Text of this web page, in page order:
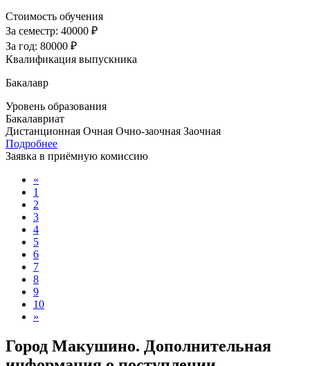
Стоимость обучения
За семестр: 40000 ₽
За год: 80000 ₽
Квалификация выпускника
Бакалавр
Уровень образования
Бакалавриат
Дистанционная Очная Очно-заочная Заочная
Подробнее
Заявка в приёмную комиссию
«
1
2
3
4
5
6
7
8
9
10
»
Город Макушино. Дополнительная